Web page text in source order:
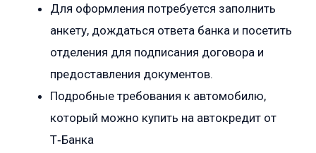
Для оформления потребуется заполнить
анкету, дождаться ответа банка и посетить
отделения для подписания договора и
предоставления документов.
Подробные требования к автомобилю,
который можно купить на автокредит от
Т‑Банка